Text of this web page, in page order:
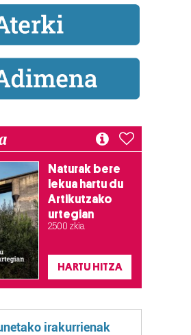
Naturak bere
lekua hartu du
Artikutzako
urtegian
2.500 zkia.
HARTU HITZA
irakurrienak